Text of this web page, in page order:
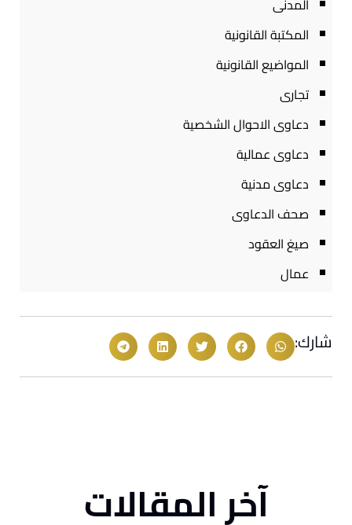
المدنى
المكتبة القانونية
المواضيع القانونية
تجارى
دعاوى الاحوال الشخصية
دعاوى عمالية
دعاوى مدنية
صحف الدعاوى
صيغ العقود
عمال
شارك:
آخر المقالات